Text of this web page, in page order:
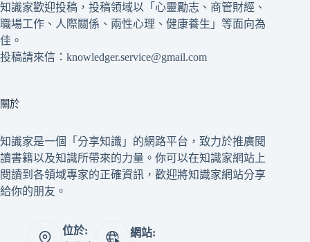
知識家歡迎投稿，投稿領域以「心靈勵志、商管財經、
職場工作、人際關係、兩性心理、健康養生」等面向為
佳。
投稿請來信：knowledger.service@gmail.com
關於
知識家是一個「分享知識」的網路平台，致力於推廣閱
讀書籍以及知識所帶來的力量。你可以在知識家網站上
閱讀到各領域專家的正確資訊，歡迎將知識家網站分享
給你的朋友。
位於:
網站: